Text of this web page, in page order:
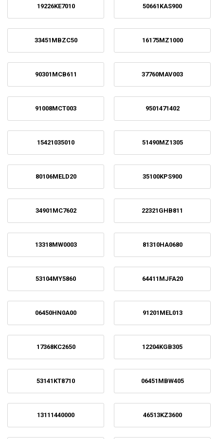
19226KE7010 50661KAS900
33451MBZC50 16175MZ1000
90301MCB611 37760MAV003
91008MCT003 9501471402
15421035010 51490MZ1305
80106MELD20 35100KPS900
34901MC7602 22321GHB811
13318MW0003 81310HA0680
53104MY5860 64411MJFA20
06450HN0A00 91201MEL013
17368KC2650 12204KGB305
53141KT8710 06451MBW405
13111440000 46513KZ3600